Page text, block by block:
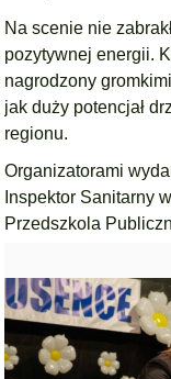
Na scenie nie
pozytywnej energii.
nagrodzony
jak duży potencjał
regionu.
Organizatorami
Inspektor Sanitarny
Przedszkola